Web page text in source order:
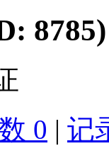
8785)
0 | 记